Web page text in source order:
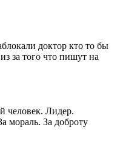
доктор кто то бы
за того что пишут на
человек. Лидер.
мораль. За доброту